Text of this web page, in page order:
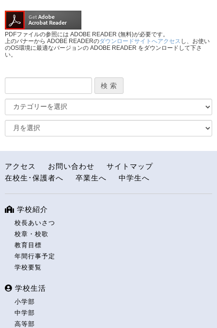
PDFファイルの参照には ADOBE READER (無料)が必要です。
上のバナーから ADOBE READERのダウンロードサイトへアクセス し、お使い
のOS環境に最適なバージョンの ADOBE READER をダウンロードして下さ
い。
アクセス お問い合わせ
サイトマップ
在校生･保護者へ
卒業生へ 中学生へ
学校紹介
校長あいさつ
校章・校歌
教育目標
年間行事予定
学校要覧
学校生活
小学部
中学部
高等部